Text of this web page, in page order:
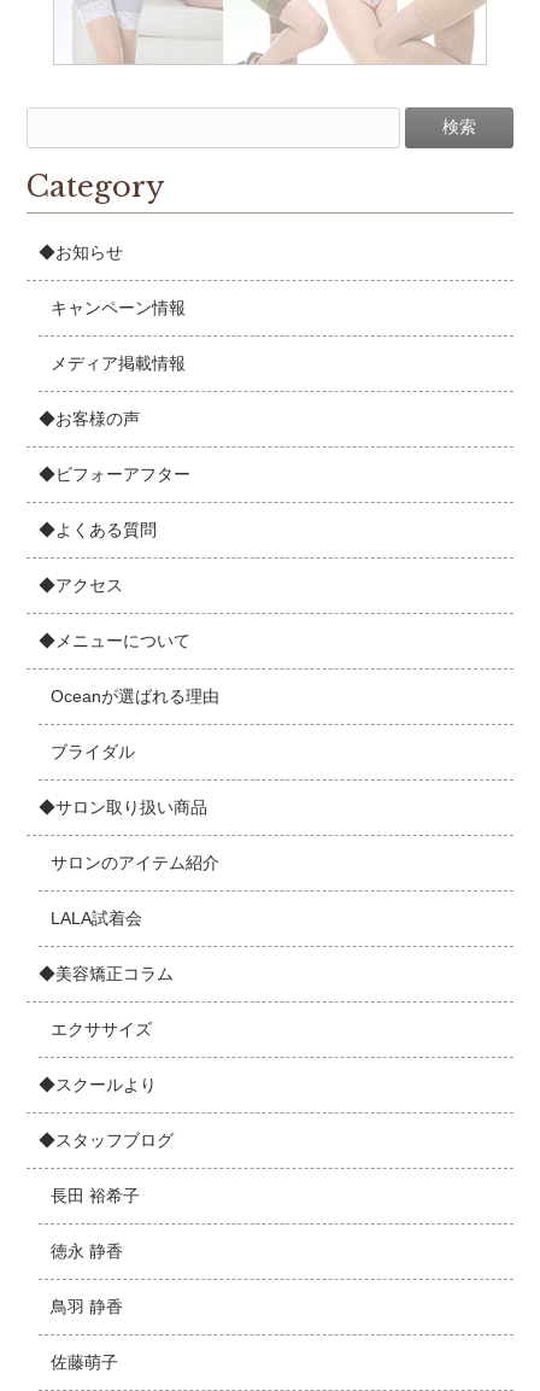
Category
◆お知らせ
キャンペーン情報
メディア掲載情報
◆お客様の声
◆ビフォーアフター
◆よくある質問
◆アクセス
◆メニューについて
Oceanが選ばれる理由
ブライダル
◆サロン取り扱い商品
サロンのアイテム紹介
LALA試着会
◆美容矯正コラム
エクササイズ
◆スクールより
◆スタッフブログ
長田 裕希子
徳永 静香
鳥羽 静香
佐藤萌子